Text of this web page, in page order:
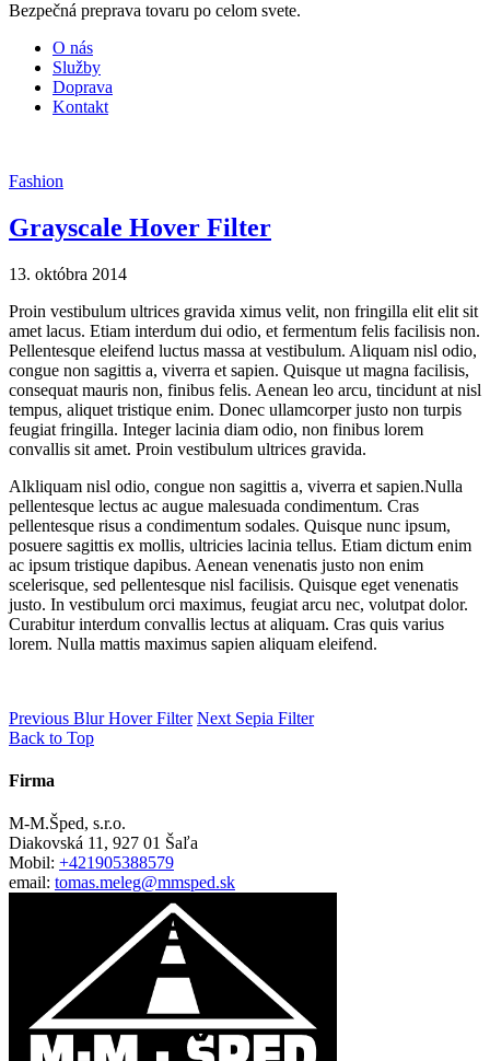
Bezpečná preprava tovaru po celom svete.
O nás
Služby
Doprava
Kontakt
Fashion
Grayscale Hover Filter
13. októbra 2014
Proin vestibulum ultrices gravida ximus velit, non fringilla elit elit sit
amet lacus. Etiam interdum dui odio, et fermentum felis facilisis non.
Pellentesque eleifend luctus massa at vestibulum. Aliquam nisl odio,
congue non sagittis a, viverra et sapien. Quisque ut magna facilisis,
consequat mauris non, finibus felis. Aenean leo arcu, tincidunt at nisl
tempus, aliquet tristique enim. Donec ullamcorper justo non turpis
feugiat fringilla. Integer lacinia diam odio, non finibus lorem
convallis sit amet. Proin vestibulum ultrices gravida.
Alkliquam nisl odio, congue non sagittis a, viverra et sapien.Nulla
pellentesque lectus ac augue malesuada condimentum. Cras
pellentesque risus a condimentum sodales. Quisque nunc ipsum,
posuere sagittis ex mollis, ultricies lacinia tellus. Etiam dictum enim
ac ipsum tristique dapibus. Aenean venenatis justo non enim
scelerisque, sed pellentesque nisl facilisis. Quisque eget venenatis
justo. In vestibulum orci maximus, feugiat arcu nec, volutpat dolor.
Curabitur interdum convallis lectus at aliquam. Cras quis varius
lorem. Nulla mattis maximus sapien aliquam eleifend.
Previous Blur Hover Filter Next Sepia Filter
Back to Top
Firma
M-M.Šped, s.r.o.
Diakovská 11, 927 01 Šaľa
Mobil: +421905388579
email: tomas.meleg@mmsped.sk